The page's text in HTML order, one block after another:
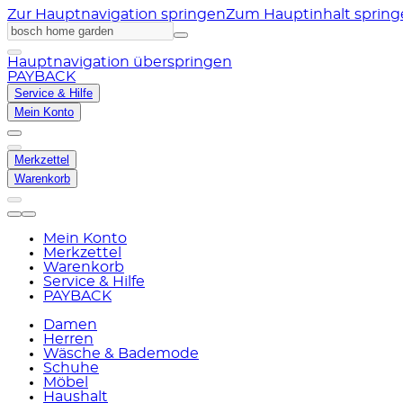
Zur Hauptnavigation springenZum Hauptinhalt
Hauptnavigation überspringen
PAYBACK
Service & Hilfe
Mein Konto
Merkzettel
Warenkorb
Mein Konto
Merkzettel
Warenkorb
Service & Hilfe
PAYBACK
Damen
Herren
Wäsche & Bademode
Schuhe
Möbel
Haushalt